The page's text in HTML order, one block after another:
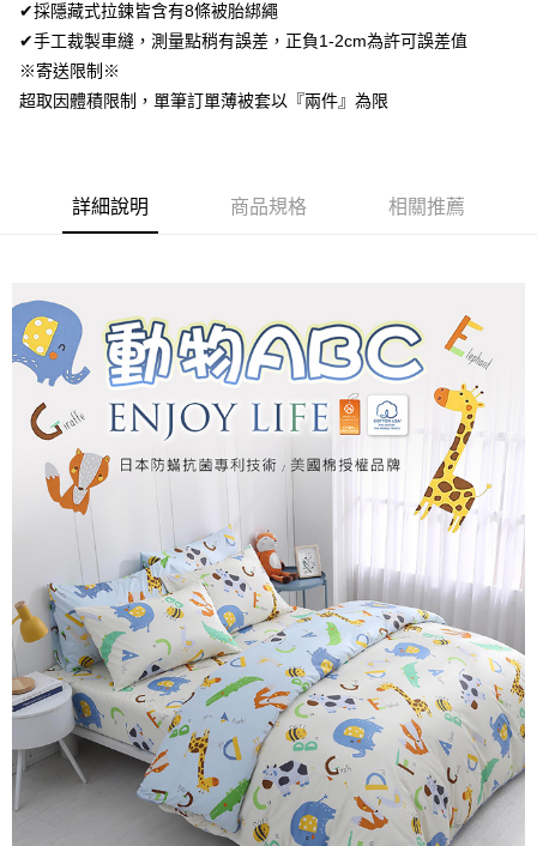
AFTEE先享後付是「在收到商品之後才付款」的支付方式。 讓您購物簡單
便利好安心！
１．簡單：不需註冊會員、不需綁卡、不需儲值。
２．便利：只要手機號碼，簡訊認證，即可結帳。
１．於結帳方式選擇「AFTEE先享後付」後，將跳轉至「AFTEE先享後付」
結帳頁面，進行簡訊認證並確認金額後，即可完成結帳。
※ 請注意：結帳手續完成當下不需立刻繳費，但若您需要取消訂單，請聯絡
購買商品的店家。未經商家同意取消之訂單仍視為有效，需透過AFTEE先享
後付繳納相關費用。
※ 交易是否成功請以「AFTEE先享後付 」之結帳頁面顯示為準，若有關於
是否繳費成功／繳費後需取消欲退款等相關疑問，請聯繫「AFTEE先享後付
客戶支援中心」 https://netprotections.freshdesk.com/support/home
【注意事項】
１．透過由恩沛科技股份有限公司提供之「AFTEE先享後付」服務完成之交
易，需依本服務之必要範圍內提供個人資料，並將交易相關給付款項請求債
權轉讓予恩沛科技股份有限公司。
２．關於個人資料處理事宜，請瀏覽以下網址：
https://aftee.tw/terms/#terms3
３．未成年的使用者請事先徵得法定代理人或監護人之同意方可使用
「AFTEE先享後付」，若未經同意申辦者引起之損失，本公司不負相關責
任。
４．使用「AFTEE先享後付」時，將依據個別帳號之用戶狀況，依本公司即
時審查核予不同之上限額度；若仍有額度不足之情形，本公司將視審查結果
請求用戶進行身份認證。
５．嚴禁一人註冊多個帳號或使用他人資訊註冊。若發現惡意使用之情形，
恩沛科技股份有限公司將有權停止該用戶之使用額度並採取法律行動。
ATM付款
運送方式
付款後全家取貨
每筆NT$60，滿NT$499(含以上)免運費
付款後7-11取貨
每筆NT$60，滿NT$499(含以上)免運費
每筆NT$100，滿NT$499(含以上)免運費
每筆NT$100，滿NT$499(含以上)免運費
✔採隱藏式拉鍊皆含有8條被胎綁繩
✔手工裁製車縫，測量點稍有誤差，正負1-2cm為許可誤差值
※寄送限制※
超取因體積限制，單筆訂單薄被套以『兩件』為限
詳細說明 商品規格 相關推薦